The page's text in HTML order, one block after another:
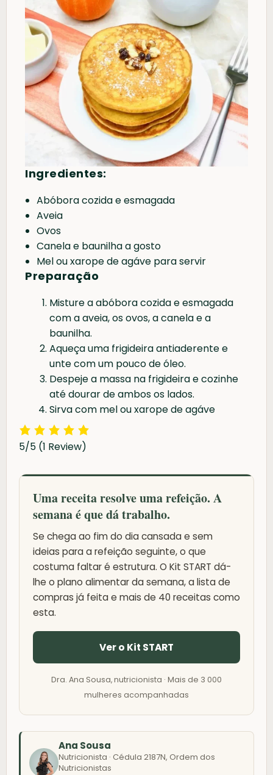
Ingredientes:
Abóbora cozida e esmagada
Aveia
Ovos
Canela e baunilha a gosto
Mel ou xarope de agáve para servir
Preparação
Misture a abóbora cozida e esmagada
com a aveia, os ovos, a canela e a
baunilha.
Aqueça uma frigideira antiaderente e
unte com um pouco de óleo.
Despeje a massa na frigideira e cozinhe
até dourar de ambos os lados.
Sirva com mel ou xarope de agáve
5/5 (1 Review)
Uma receita resolve uma refeição. A
semana é que dá trabalho.
Se chega ao fim do dia cansada e sem
ideias para a refeição seguinte, o que
costuma faltar é estrutura. O Kit START dá-
lhe o plano alimentar da semana, a lista de
compras já feita e mais de 40 receitas como
esta.
Ver o Kit START
Dra. Ana Sousa, nutricionista · Mais de 3 000
mulheres acompanhadas
Ana Sousa
Nutricionista · Cédula 2187N, Ordem dos
Nutricionistas